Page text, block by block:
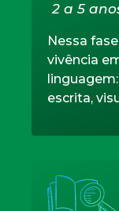
2 a 5
Nessa
vivência
escrita,